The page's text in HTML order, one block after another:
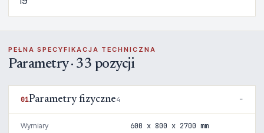
PEŁNA SPECYFIKACJA TECHNICZNA
Parametry · 33 pozycji
01Parametry fizyczne4
Wymiary 600 x 800 x 2700 mm